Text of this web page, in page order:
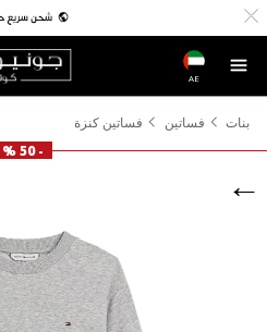
AE
بنات فساتين
فساتين كنزة
- 50 %